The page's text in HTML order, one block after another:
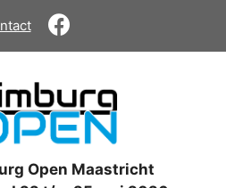
Open Maastricht